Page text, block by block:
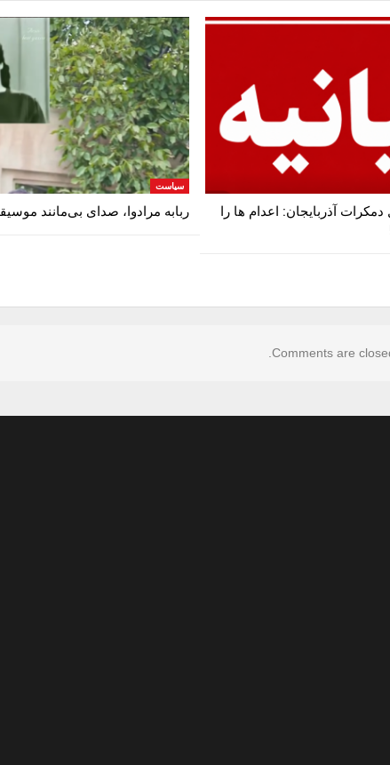
آذربایجان: اعدام ها را‌
سیاست
ربابه مرادوا، صدای بی‌مانند
Comments are